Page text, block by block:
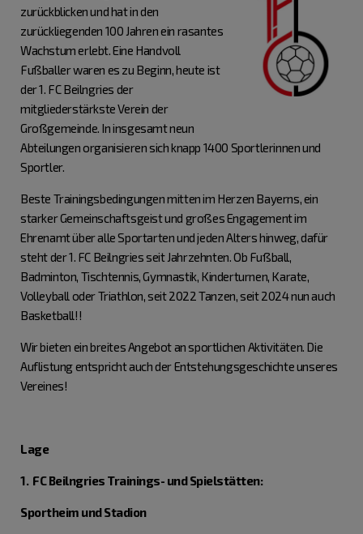
zurückblicken und hat in den
zurückliegenden 100 Jahren ein rasantes
Wachstum erlebt. Eine Handvoll
Fußballer waren es zu Beginn, heute ist
der 1. FC Beilngries der
mitgliederstärkste Verein der
Großgemeinde. In insgesamt neun
Abteilungen organisieren sich knapp 1400 Sportlerinnen und
Sportler.
Beste Trainingsbedingungen mitten im Herzen Bayerns, ein
starker Gemeinschaftsgeist und großes Engagement im
Ehrenamt über alle Sportarten und jeden Alters hinweg, dafür
steht der 1. FC Beilngries seit Jahrzehnten. Ob Fußball,
Badminton, Tischtennis, Gymnastik, Kinderturnen, Karate,
Volleyball oder Triathlon, seit 2022 Tanzen, seit 2024 nun auch
Basketball!!
Wir bieten ein breites Angebot an sportlichen Aktivitäten. Die
Auflistung entspricht auch der Entstehungsgeschichte unseres
Vereines!
Lage
1. FC Beilngries Trainings- und Spielstätten:
Sportheim und Stadion